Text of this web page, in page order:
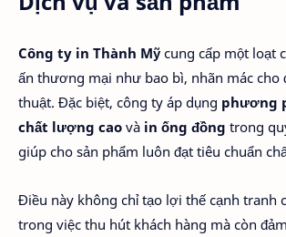
Công ty in Thành Mỹcung cấp một loạt
ấn thương mại như bao bì, nhãn mác cho
thuật. Đặc biệt, công ty áp dụng phương
chất lượng cao và in ống đồng trong
giúp cho sản phẩm luôn đạt tiêu chuẩn
Điều này không chỉ tạo lợi thế cạnh tranh
trong việc thu hút khách hàng mà còn